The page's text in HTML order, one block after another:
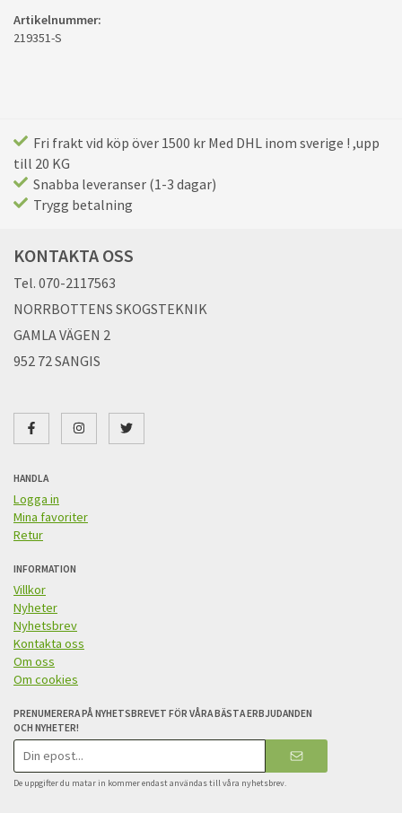
Artikelnummer:
219351-S
Fri frakt vid köp över 1500 kr Med DHL inom sverige ! ,upp
till 20 KG
Snabba leveranser (1-3 dagar)
Trygg betalning
KONTAKTA OSS
Tel. 070-2117563
NORRBOTTENS SKOGSTEKNIK
GAMLA VÄGEN 2
952 72 SANGIS
HANDLA
Logga in
Mina favoriter
Retur
INFORMATION
Villkor
Nyheter
Nyhetsbrev
Kontakta oss
Om oss
Om cookies
PRENUMERERA PÅ NYHETSBREVET FÖR VÅRA BÄSTA ERBJUDANDEN
OCH NYHETER!
E-
postadress
De uppgifter du matar in kommer endast användas till våra nyhetsbrev.